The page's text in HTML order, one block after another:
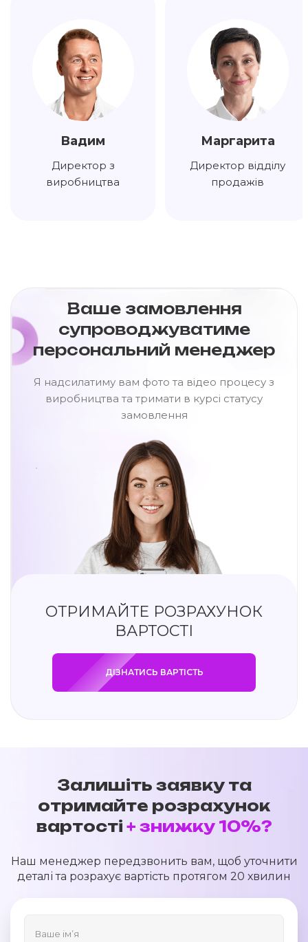
Вадим
Директор з
виробництва
Маргарита
Директор відділу
продажів
Ваше замовлення
супроводжуватиме
персональний менеджер
Я надсилатиму вам фото та відео процесу з
виробництва та тримати в курсі статусу
замовлення
ОТРИМАЙТЕ РОЗРАХУНОК
ВАРТОСТІ
ДІЗНАТИСЬ ВАРТІСТЬ
Залишіть заявку та
отримайте розрахунок
вартості + знижку 10%?
Наш менеджер передзвонить вам, щоб уточнити
деталі та розрахує вартість протягом 20 хвилин